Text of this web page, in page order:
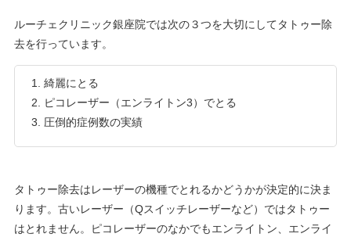
ルーチェクリニック銀座院では次の３つを大切にしてタトゥー除
去を行っています。
綺麗にとる
ピコレーザー（エンライトン3）でとる
圧倒的症例数の実績
タトゥー除去はレーザーの機種でとれるかどうかが決定的に決ま
ります。古いレーザー（Qスイッチレーザーなど）ではタトゥー
はとれません。ピコレーザーのなかでもエンライトン、エンライ